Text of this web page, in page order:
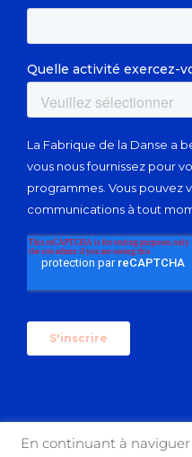
En continuant à